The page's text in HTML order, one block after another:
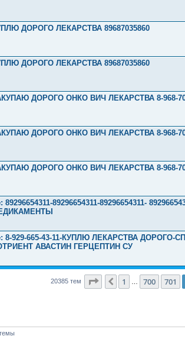
ДОРОГО ЛЕКАРСТВА 89687035860
ДОРОГО ЛЕКАРСТВА 89687035860
ДОРОГО ОНКО ВИЧ ЛЕКАРСТВА 8-968-
ДОРОГО ОНКО ВИЧ ЛЕКАРСТВА 8-968-
ДОРОГО ОНКО ВИЧ ЛЕКАРСТВА 8-968-
89296654311-89296654311-89296654311-
8-929-665-43-11-КУПЛЮ ЛЕКАРСТВА
АВАСТИН ГЕРЦЕПТИН СУ
20385 тем Страница 702из 816
Пред.
1 700 701